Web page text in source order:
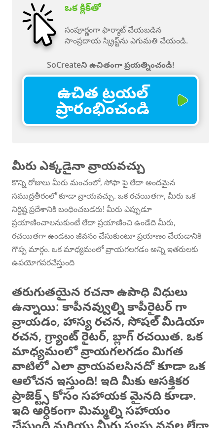
ఒక క్లిక్‌తో
సంపూర్ణంగా ఫార్మాట్ చేయబడిన
సాంప్రదాయ స్క్రిప్ట్‌ను ఎగుమతి చేయండి.
SoCreateని ఉచితంగా ప్రయత్నించండి!
ఉచిత ట్రయల్
ప్రారంభించండి
మీరు ఎక్కడైనా వ్రాయవచ్చు
కొన్ని రోజులు మీరు మంచంలో, సోఫా పై లేదా అందమైన
సముద్రతీరంలో కూడా వ్రాయవచ్చు. ఒక రచయితగా, మీరు ఒక
నిర్దిష్ట ప్రదేశానికి బంధించబడరు! మీరు ఎప్పుడూ
ప్రయాణించాలనుకుంటే లేదా ప్రయాణించి ఉండేది మీరు,
రచయితగా ఉండటం జీవనం చేసుకుంటూ ప్రయాణం చేయడానికి
గొప్ప మార్గం. ఒక మాధ్యమంలో వ్రాయగలగడం అన్ని ఇతరులకు
ఉపయోగపరచేస్తుంది
తరుగుతయైన రచనా ఉపాధి విధులు
ఉన్నాయి: కాపీనవ్వుల్ని కాపీరైటర్ గా
వ్రాయడం, హాస్య రచన, సోషల్ మీడియా
రచన, గ్ర్యాంట్ రైటర్, బ్లాగ్ రచయిత. ఒక
మాధ్యమంలో వ్రాయగలగడం మిగత
వాటిలో ఎలా వ్రాయవలసినదో కూడా ఒక
ఆలోచన ఇస్తుంది! ఇది మీకు ఆసక్తికర
ప్రాజెక్ట్స్ కోసం సహాయక మైనది కూడా.
ఇది ఆర్ధికంగా మిమ్మల్ని సహాయం